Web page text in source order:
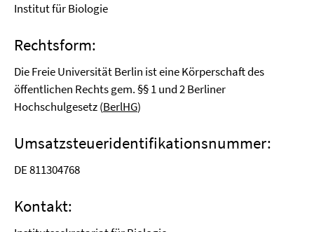
Institut für Biologie
Rechtsform:
Die Freie Universität Berlin ist eine Körperschaft des
öffentlichen Rechts gem. §§ 1 und 2 Berliner
Hochschulgesetz (BerlHG)
Umsatzsteueridentifikationsnummer:
DE 811304768
Kontakt: